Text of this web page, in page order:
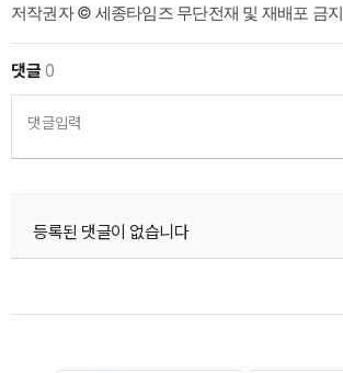
저작권자 © 세종타임즈 무단전재 및 재배포 금지
댓글0
댓글입력
등록된 댓글이 없습니다